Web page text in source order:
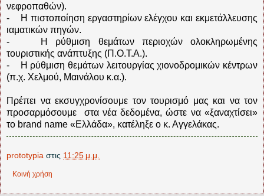
νεφροπαθών).
- Η πιστοποίηση εργαστηρίων ελέγχου και εκμετάλλευσης
ιαματικών πηγών.
- Η ρύθμιση θεμάτων περιοχών ολοκληρωμένης
τουριστικής ανάπτυξης (Π.Ο.Τ.Α.).
- Η ρύθμιση θεμάτων λειτουργίας χιονοδρομικών κέντρων
(π.χ. Χελμού, Μαινάλου κ.α.).
Πρέπει να εκσυγχρονίσουμε τον τουρισμό μας και να τον
προσαρμόσουμε στα νέα δεδομένα, ώστε να «ξαναχτίσει»
το brand name «Ελλάδα», κατέληξε ο κ. Αγγελάκας.
prototypia στις 11:25 μ.μ.
Κοινή χρήση